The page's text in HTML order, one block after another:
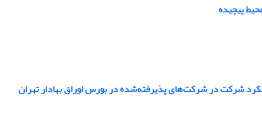
پیچیده
شرکت در شرکت‌های پذیرفته‌شده در بورس اوراق بهادار تهران